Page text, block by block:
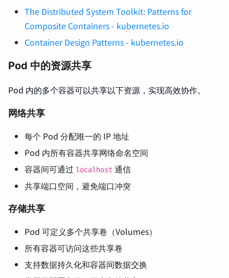
The Distributed System Toolkit: Patterns for
Composite Containers - kubernetes.io
Container Design Patterns - kubernetes.io
Pod 中的资源共享
Pod 内的多个容器可以共享以下资源，实现高效协作。
网络共享
每个 Pod 分配唯一的 IP 地址
Pod 内所有容器共享网络命名空间
容器间可通过 localhost 通信
共享端口空间，避免端口冲突
存储共享
Pod 可定义多个共享卷（Volumes）
所有容器可访问这些共享卷
支持数据持久化和容器间数据交换